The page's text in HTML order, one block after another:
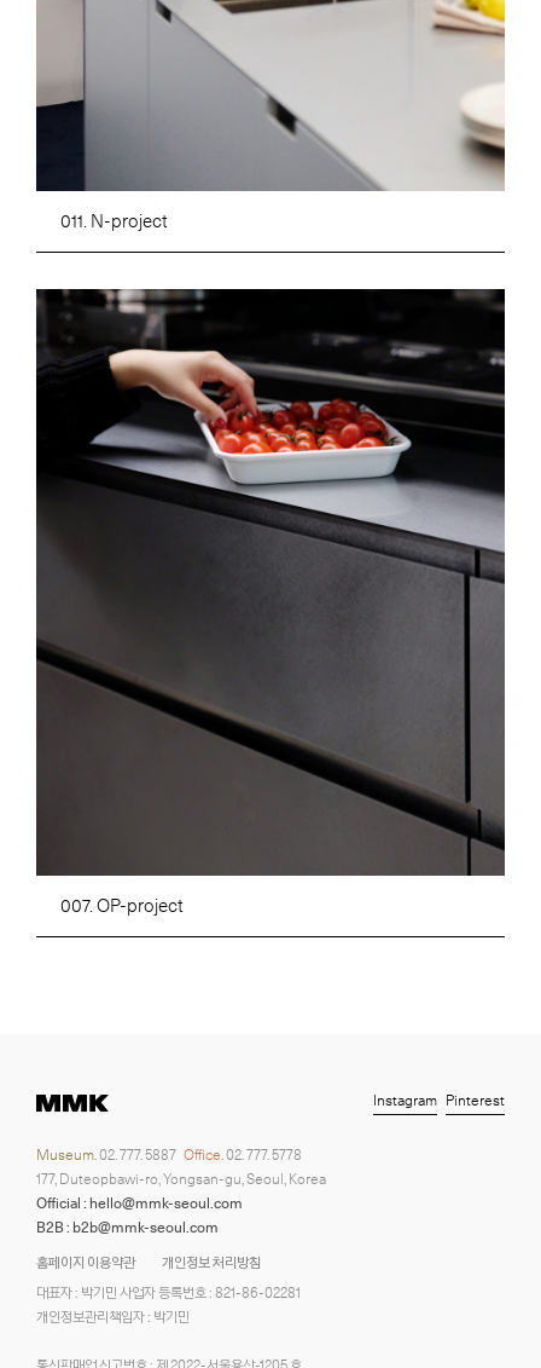
011. N-project
007. OP-project
홈페이지 이용약관
개인정보 처리방침
대표자 : 박기민 사업자 등록번호 : 821-86-02281
개인정보관리책임자 : 박기민
Museum.02. 777. 5887 Office.02. 777. 5778
177, Duteopbawi-ro, Yongsan-gu, Seoul, Korea
Official : hello@mmk-seoul.com
B2B : b2b@mmk-seoul.com
Instagram Pinterest